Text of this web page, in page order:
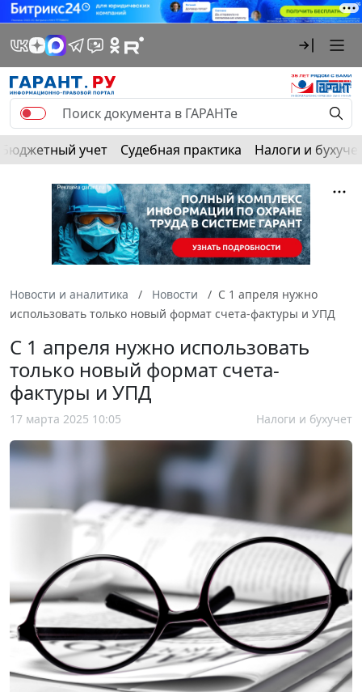
Бюджетный учет Судебная практика Налоги и
Новости и аналитика Новости
С 1 апреля нужно
использовать только новый формат счета-фактуры и УПД
С 1 апреля нужно использовать
только новый формат счета-
фактуры и УПД
17 марта 2025 10:05 Налоги и бухучет